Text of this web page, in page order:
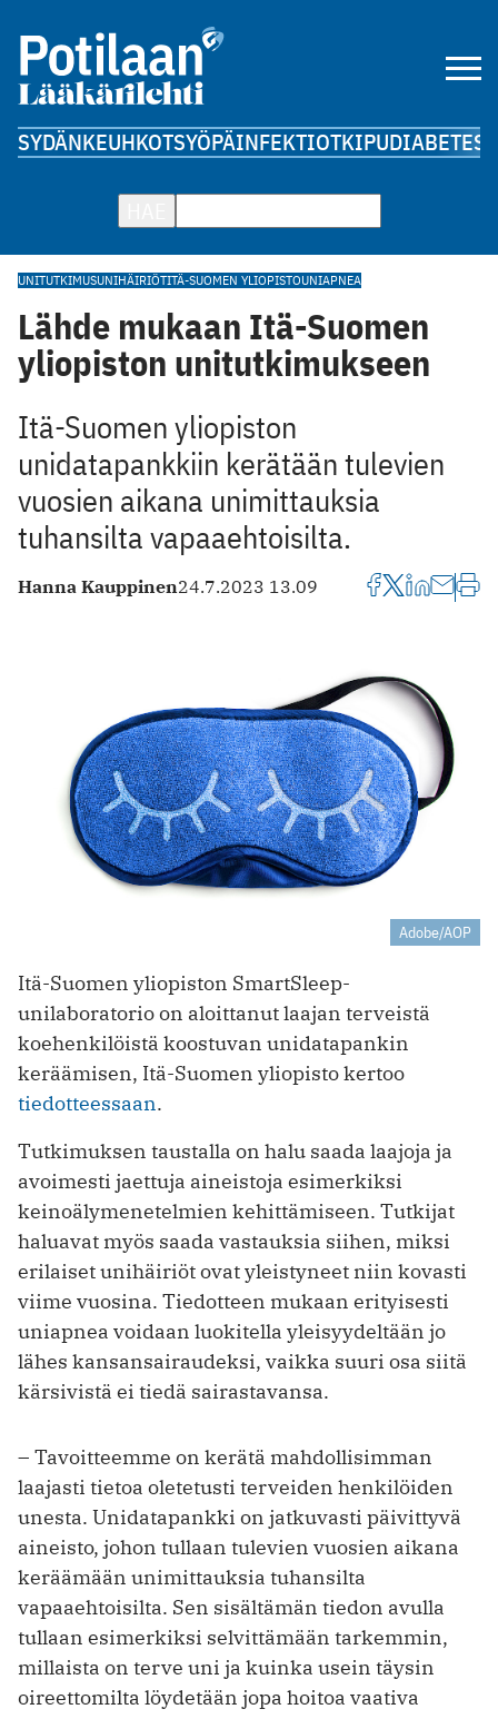
SYDÄNKEUHKOTSYÖPÄINFEKTIOTKIPUDIABETES
UNITUTKIMUSUNIHÄIRIÖTITÄ-SUOMEN YLIOPISTOUNIAPNEA
Lähde mukaan Itä-Suomen
yliopiston unitutkimukseen
Itä-Suomen yliopiston
unidatapankkiin kerätään tulevien
vuosien aikana unimittauksia
tuhansilta vapaaehtoisilta.
Hanna Kauppinen24.7.2023 13.09
Adobe/AOP
Itä-Suomen yliopiston SmartSleep-
unilaboratorio on aloittanut laajan terveistä
koehenkilöistä koostuvan unidatapankin
keräämisen, Itä-Suomen yliopisto kertoo
tiedotteessaan.
Tutkimuksen taustalla on halu saada laajoja ja
avoimesti jaettuja aineistoja esimerkiksi
keinoälymenetelmien kehittämiseen. Tutkijat
haluavat myös saada vastauksia siihen, miksi
erilaiset unihäiriöt ovat yleistyneet niin kovasti
viime vuosina. Tiedotteen mukaan erityisesti
uniapnea voidaan luokitella yleisyydeltään jo
lähes kansansairaudeksi, vaikka suuri osa siitä
kärsivistä ei tiedä sairastavansa.
– Tavoitteemme on kerätä mahdollisimman
laajasti tietoa oletetusti terveiden henkilöiden
unesta. Unidatapankki on jatkuvasti päivittyvä
aineisto, johon tullaan tulevien vuosien aikana
keräämään unimittauksia tuhansilta
vapaaehtoisilta. Sen sisältämän tiedon avulla
tullaan esimerkiksi selvittämään tarkemmin,
millaista on terve uni ja kuinka usein täysin
oireettomilta löydetään jopa hoitoa vaativa